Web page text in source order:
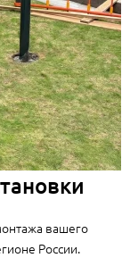
вашего
России.